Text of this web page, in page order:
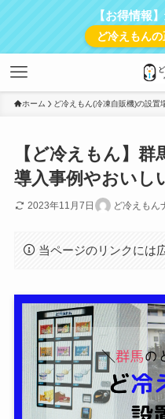
【お得情報
ど冷えもん
ホーム ど冷えもん(冷凍自販機)の設置
【ど冷えもん】群
導入事例やおいし
2023年11月7日 ど冷えもん
当ページのリンクには